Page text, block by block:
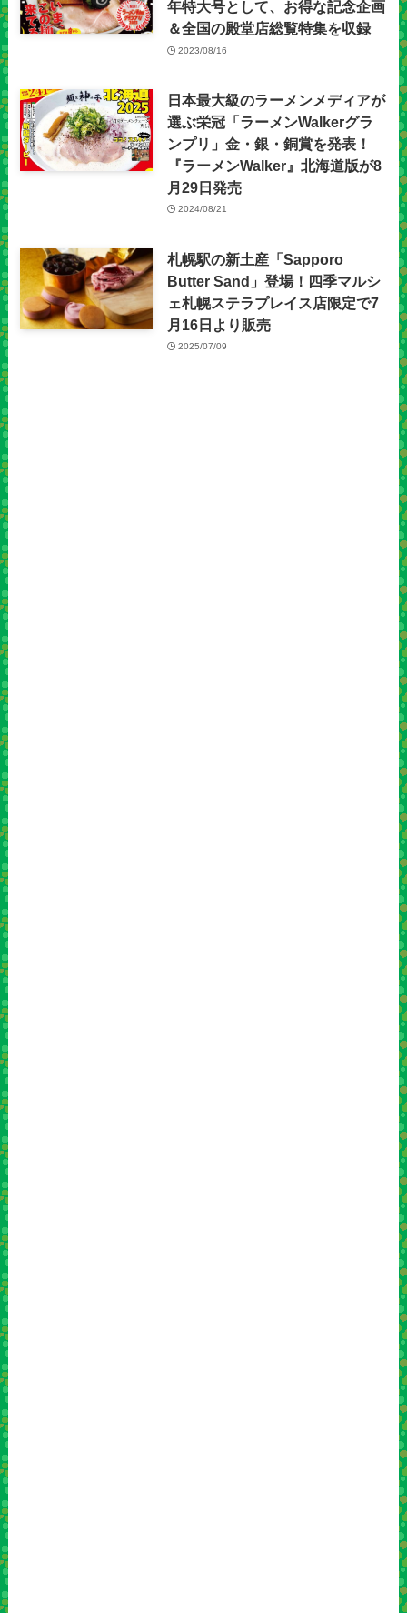
年特大号として、お得な記念企画
＆全国の殿堂店総覧特集を収録
2023/08/16
日本最大級のラーメンメディアが
選ぶ栄冠「ラーメンWalkerグラ
ンプリ」金・銀・銅賞を発表！
『ラーメンWalker』北海道版が8
月29日発売
2024/08/21
札幌駅の新土産「Sapporo
Butter Sand」登場！四季マルシ
ェ札幌ステラプレイス店限定で7
月16日より販売
2025/07/09